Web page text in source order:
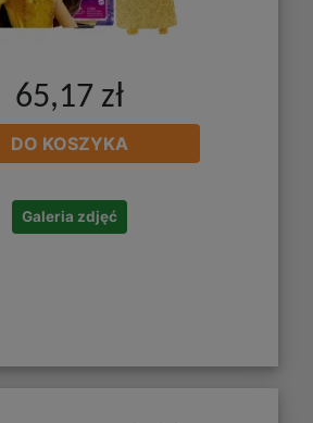
65,17 zł
DO KOSZYKA
Galeria zdjęć